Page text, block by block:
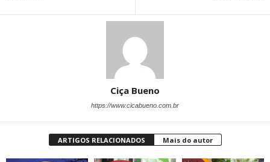
Ciça Bueno
https://www.cicabueno.com.br
ARTIGOS RELACIONADOS Mais do autor